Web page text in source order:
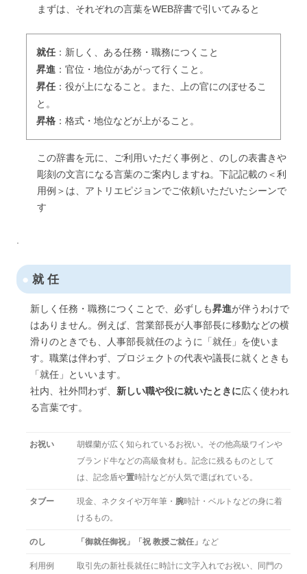
まずは、それぞれの言葉をWEB辞書で引いてみると
就任 ：新しく、ある任務・職務につくこと
昇進 ：官位・地位があがって行くこと。
昇任 ：役が上になること。また、上の官にのぼせるこ
と。
昇格 ：格式・地位などが上がること。
この辞書を元に、ご利用いただく事例と、のしの表書きや
彫刻の文言になる言葉のご案内しますね。下記記載の＜利
用例＞は、アトリエピジョンでご依頼いただいたシーンで
す
●就 任
新しく任務・職務につくことで、必ずしも昇進が伴うわけで
はありません。例えば、営業部長が人事部長に移動などの横
滑りのときでも、人事部長就任のように「就任」を使いま
す。職業は伴わず、プロジェクトの代表や議長に就くときも
「就任」といいます。
社内、社外問わず、 新しい職や役に就いたときに広く使われ
る言葉です。
お祝い
胡蝶蘭が広く知られているお祝い。その他高級ワインや
ブランド牛などの高級食材も。記念に残るものとして
は、記念盾や置時計などが人気で選ばれている。
タブー 現金、ネクタイや万年筆・ 腕時計・ベルトなどの身に着
けるもの。
のし 「御就任御祝」「祝 教授ご就任」 など
利用例
取引先の新社長就任に時計に文字入れでお祝い、同門の